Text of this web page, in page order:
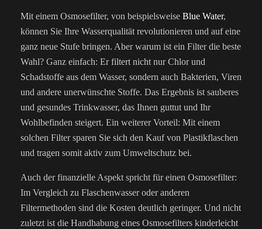
Mit einem Osmosefilter, von beispielsweise Blue Water,
können Sie Ihre Wasserqualität revolutionieren und auf eine
ganz neue Stufe bringen. Aber warum ist ein Filter die beste
Wahl? Ganz einfach: Er filtert nicht nur Chlor und
Schadstoffe aus dem Wasser, sondern auch Bakterien, Viren
und andere unerwünschte Stoffe. Das Ergebnis ist sauberes
und gesundes Trinkwasser, das Ihnen guttut und Ihr
Wohlbefinden steigert. Ein weiterer Vorteil: Mit einem
solchen Filter sparen Sie sich den Kauf von Plastikflaschen
und tragen somit aktiv zum Umweltschutz bei.
Auch der finanzielle Aspekt spricht für einen Osmosefilter:
Im Vergleich zu Flaschenwasser oder anderen
Filtermethoden sind die Kosten deutlich geringer. Und nicht
zuletzt ist die Handhabung eines Osmosefilters kinderleicht